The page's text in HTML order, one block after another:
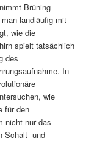
Brüning
landläufig mit
wie die
spielt tatsächlich
des
In
wie
für den
nicht nur das
Schalt- und